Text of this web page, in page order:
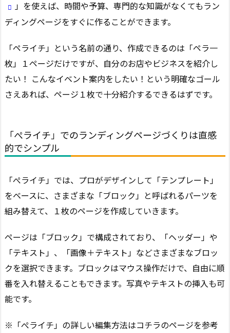
」を使えば、時間や予算、専門的な知識がなくてもラン
ディングページをすぐに作ることができます。
「ペライチ」という名前の通り、作成できるのは「ペラ一
枚」１ページだけですが、自分のお店やビジネスを紹介し
たい！ こんなイベント案内をしたい！という明確なゴール
さえあれば、ページ１枚で十分紹介するできるはずです。
「ぺライチ」でのランディングページづくりは直感
的でシンプル
「ぺライチ」では、プロがデザインして「テンプレート」
をベースに、さまざまな「ブロック」と呼ばれるパーツを
組み替えて、１枚のページを作成していきます。
ページは「ブロック」で構成されており、「ヘッダー」や
「テキスト」、「画像＋テキスト」などさまざまなブロッ
クを選択できます。ブロックはマウス操作だけで、自由に順
番を入れ替えることもできます。写真やテキストの挿入も可
能です。
※「ぺライチ」の詳しい編集方法はコチラのページを参考